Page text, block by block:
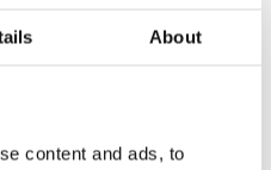
About
content and ads, to
com display digital,
de descalcificação, sinal